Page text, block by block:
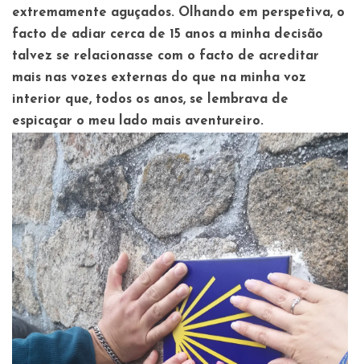
extremamente aguçados. Olhando em perspetiva, o
facto de adiar cerca de 15 anos a minha decisão
talvez se relacionasse com o facto de acreditar
mais nas vozes externas do que na minha voz
interior que, todos os anos, se lembrava de
espicaçar o meu lado mais aventureiro.